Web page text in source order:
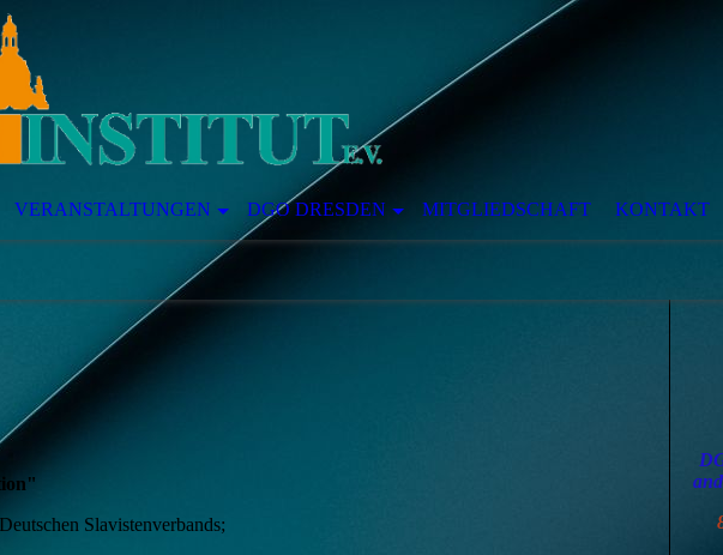
VERANSTALTUNGEN DGO DRESDEN MITGLIEDSCHAFT KONTAKT
des Deutschen Slavistenverbands;